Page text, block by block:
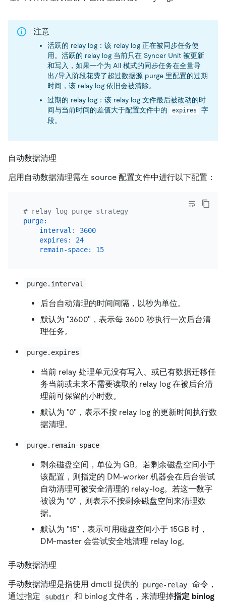
注意
活跃的 relay log：该 relay log 正在被同步任务使
用。活跃的 relay log 当前只在 Syncer Unit 被更新
和写入，如果一个为 All 模式的同步任务在全量导
出/导入阶段花费了超过数据源 purge 里配置的过期
时间，该 relay log 依旧会被清除。
过期的 relay log：该 relay log 文件最后被改动的时
间与当前时间的差值大于配置文件中的
expires
字
段。
自动数据清理
启用自动数据清理需在 source 配置文件中进行以下配置：
# relay log purge strategy
purge:
interval:
3600
expires:
24
remain-space:
15
purge.interval
后台自动清理的时间间隔，以秒为单位。
默认为 "3600"，表示每 3600 秒执行一次后台清
理任务。
purge.expires
当前 relay 处理单元没有写入、或已有数据迁移任
务当前或未来不需要读取的 relay log 在被后台清
理前可保留的小时数。
默认为 "0"，表示不按 relay log 的更新时间执行数
据清理。
purge.remain-space
剩余磁盘空间，单位为 GB。若剩余磁盘空间小于
该配置，则指定的 DM-worker 机器会在后台尝试
自动清理可被安全清理的 relay-log。若这一数字
被设为 "0"，则表示不按剩余磁盘空间来清理数
据。
默认为 "15"，表示可用磁盘空间小于 15GB 时，
DM-master 会尝试安全地清理 relay log。
手动数据清理
手动数据清理是指使用 dmctl 提供的
purge-relay
命令，
通过指定
subdir 和 binlog 文件名，来清理掉指定 binlog